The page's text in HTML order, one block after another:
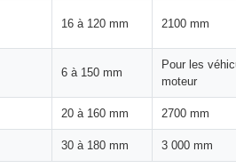
16 à 120 mm 2100 mm
6 à 150 mm
Pour les
moteur
20 à 160 mm 2700 mm
30 à 180 mm 3 000 mm